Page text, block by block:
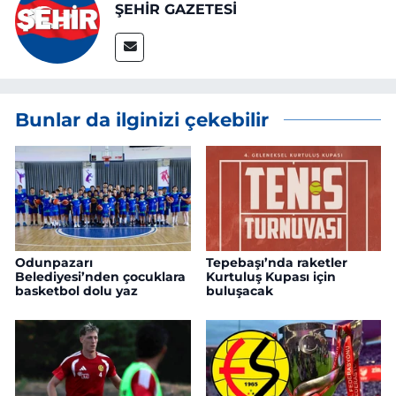
ŞEHİR GAZETESİ
Bunlar da ilginizi çekebilir
Odunpazarı
Belediyesi’nden çocuklara
basketbol dolu yaz
Tepebaşı’nda raketler
Kurtuluş Kupası için
buluşacak